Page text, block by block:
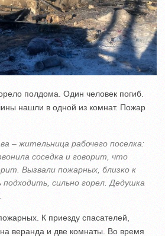
полдома. Один человек погиб.
нашли в одной из комнат. Пожар
– жительница рабочего поселка:
соседка и говорит, что
Вызвали пожарных, близко к
подходить, сильно горел. Дедушка
К приезду спасателей,
веранда и две комнаты. Во время